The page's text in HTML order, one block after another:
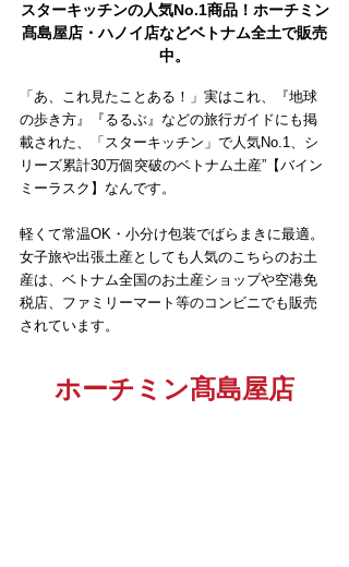
スターキッチンの人気No.1商品！ホーチミン
髙島屋店・ハノイ店などベトナム全土で販売
中。
「あ、これ見たことある！」実はこれ、『地球
の歩き方』『るるぶ』などの旅行ガイドにも掲
載された、「スターキッチン」で人気No.1、シ
リーズ累計30万個突破のベトナム土産”【バイン
ミーラスク】なんです。
軽くて常温OK・小分け包装でばらまきに最適。
女子旅や出張土産としても人気のこちらのお土
産は、ベトナム全国のお土産ショップや空港免
税店、ファミリーマート等のコンビニでも販売
されています。
ホーチミン髙島屋店